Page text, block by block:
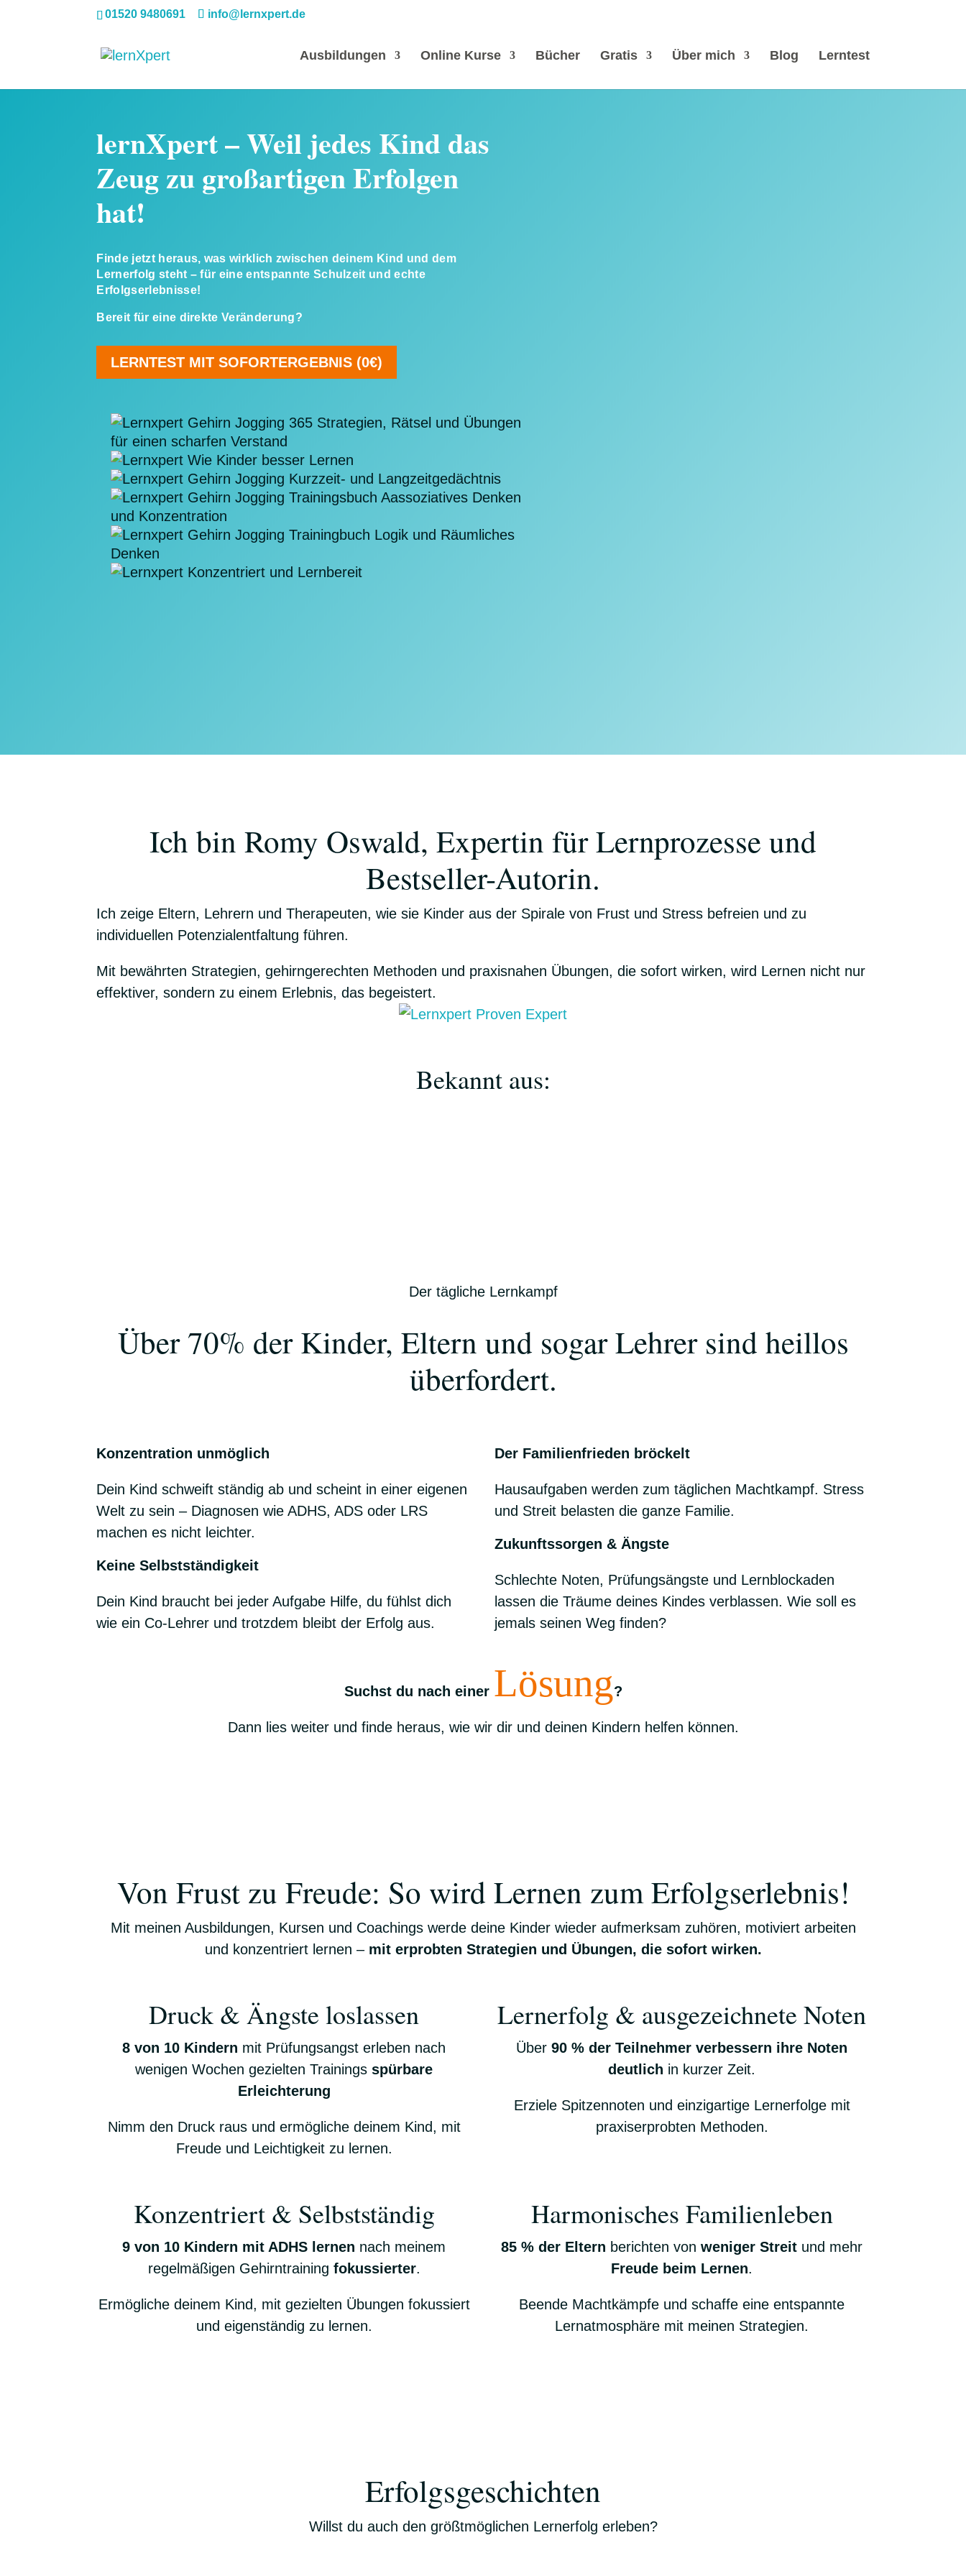
01520 9480691 info@lernxpert.de
Ausbildungen Online Kurse Bücher Gratis Über mich Blog Lerntest
lernXpert – Weil jedes Kind das
Zeug zu großartigen Erfolgen
hat!
Finde jetzt heraus, was wirklich zwischen deinem Kind und dem
Lernerfolg steht – für eine entspannte Schulzeit und echte
Erfolgserlebnisse!
Bereit für eine direkte Veränderung?
LERNTEST MIT SOFORTERGEBNIS (0€)
Ich bin Romy Oswald, Expertin für Lernprozesse und
Bestseller-Autorin.
Ich zeige Eltern, Lehrern und Therapeuten, wie sie Kinder aus der Spirale von Frust und Stress befreien und zu
individuellen Potenzialentfaltung führen.
Mit bewährten Strategien, gehirngerechten Methoden und praxisnahen Übungen, die sofort wirken, wird Lernen nicht nur
effektiver, sondern zu einem Erlebnis, das begeistert.
Bekannt aus:
Der tägliche Lernkampf
Über 70% der Kinder, Eltern und sogar Lehrer sind heillos
überfordert.
Konzentration unmöglich
Dein Kind schweift ständig ab und scheint in einer eigenen
Welt zu sein – Diagnosen wie ADHS, ADS oder LRS
machen es nicht leichter.
Keine Selbstständigkeit
Dein Kind braucht bei jeder Aufgabe Hilfe, du fühlst dich
wie ein Co-Lehrer und trotzdem bleibt der Erfolg aus.
Der Familienfrieden bröckelt
Hausaufgaben werden zum täglichen Machtkampf. Stress
und Streit belasten die ganze Familie.
Zukunftssorgen & Ängste
Schlechte Noten, Prüfungsängste und Lernblockaden
lassen die Träume deines Kindes verblassen. Wie soll es
jemals seinen Weg finden?
Suchst du nach einer Lösung?
Dann lies weiter und finde heraus, wie wir dir und deinen Kindern helfen können.
Von Frust zu Freude: So wird Lernen zum Erfolgserlebnis!
Mit meinen Ausbildungen, Kursen und Coachings werde deine Kinder wieder aufmerksam zuhören, motiviert arbeiten
und konzentriert lernen – mit erprobten Strategien und Übungen, die sofort wirken.
Druck & Ängste loslassen
8 von 10 Kindern mit Prüfungsangst erleben nach
wenigen Wochen gezielten Trainingsspürbare
Erleichterung
Nimm den Druck raus und ermögliche deinem Kind, mit
Freude und Leichtigkeit zu lernen.
Lernerfolg & ausgezeichnete Noten
Über 90 % der Teilnehmer verbessern ihre Noten
deutlich in kurzer Zeit.
Erziele Spitzennoten und einzigartige Lernerfolge mit
praxiserprobten Methoden.
Konzentriert & Selbstständig
9 von 10 Kindern mit ADHS lernen nach meinem
regelmäßigen Gehirntraining fokussierter.
Ermögliche deinem Kind, mit gezielten Übungen fokussiert
und eigenständig zu lernen.
Harmonisches Familienleben
85 % der Eltern berichten vonweniger Streit und mehr
Freude beim Lernen.
Beende Machtkämpfe und schaffe eine entspannte
Lernatmosphäre mit meinen Strategien.
Erfolgsgeschichten
Willst du auch den größtmöglichen Lernerfolg erleben?